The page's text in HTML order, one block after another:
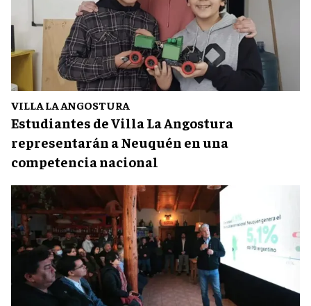
VILLA LA ANGOSTURA
Estudiantes de Villa La Angostura
representarán a Neuquén en una
competencia nacional